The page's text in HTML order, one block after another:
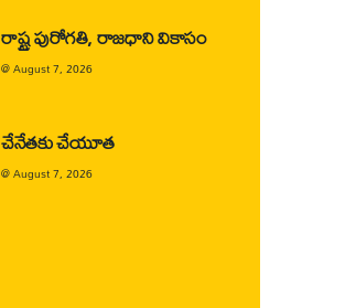
రాష్ట్ర పురోగతి, రాజధాని వికాసం
@August 7, 2026
చేనేతకు చేయూత
@August 7, 2026